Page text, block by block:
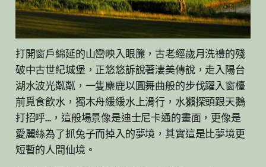
打開窗戶綿延的山巒映入眼簾，古老經歲月洗禮的殘
破中古世紀城堡，正悠悠訴說著淒美傳說，走入陽台
湖水波光粼粼，一隻麋鹿以圓舞曲般的步伐躍入窗檯
前覓食飲水，獨木舟緩緩水上滑行，水獺探頭跟天鵝
打招呼…，這般場景像是迪士尼卡通的畫面，更像是
愛麗絲為了抓兔子而掉入的夢境，其實這是比夢境更
短暫的人間仙境。